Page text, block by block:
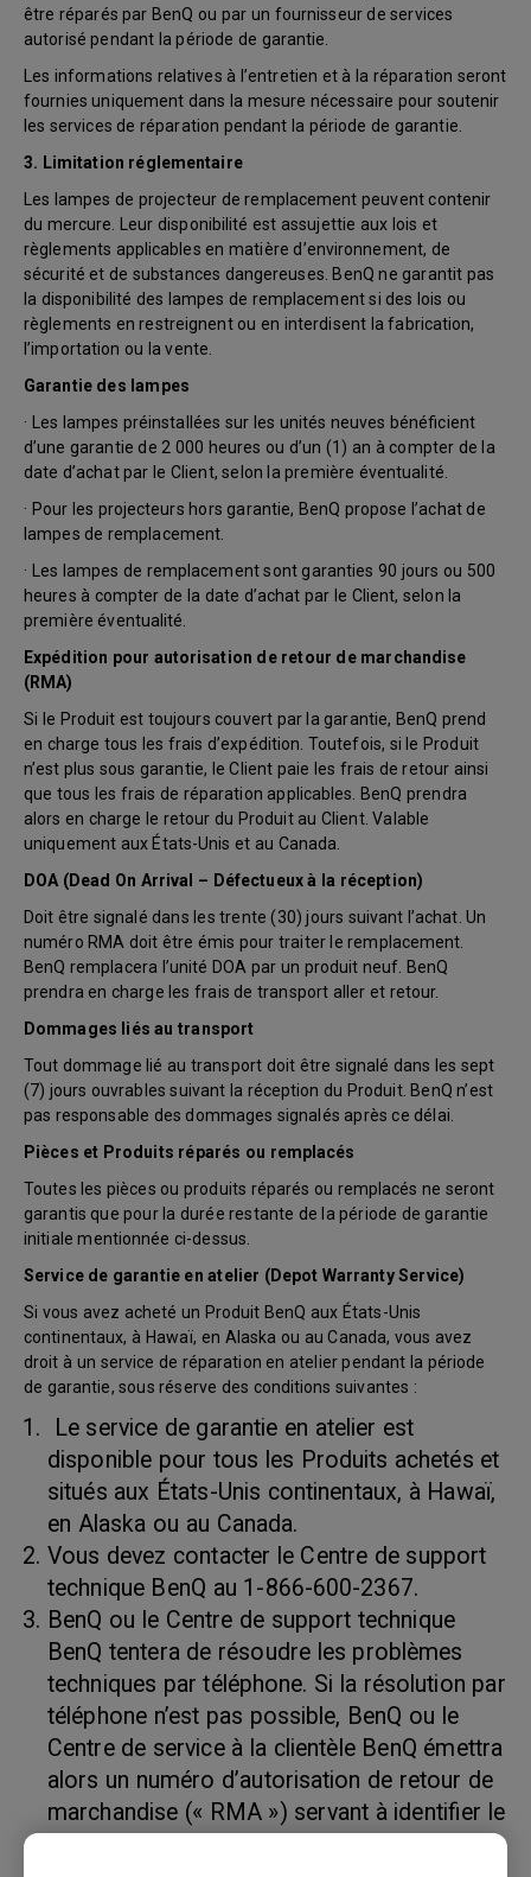
être réparés par BenQ ou par un fournisseur de services
autorisé pendant la période de garantie.
Les informations relatives à l’entretien et à la réparation seront
fournies uniquement dans la mesure nécessaire pour soutenir
les services de réparation pendant la période de garantie.
3. Limitation réglementaire
Les lampes de projecteur de remplacement peuvent contenir
du mercure. Leur disponibilité est assujettie aux lois et
règlements applicables en matière d’environnement, de
sécurité et de substances dangereuses. BenQ ne garantit pas
la disponibilité des lampes de remplacement si des lois ou
règlements en restreignent ou en interdisent la fabrication,
l’importation ou la vente.
Garantie des lampes
· Les lampes préinstallées sur les unités neuves bénéficient
d’une garantie de 2 000 heures ou d’un (1) an à compter de la
date d’achat par le Client, selon la première éventualité.
· Pour les projecteurs hors garantie, BenQ propose l’achat de
lampes de remplacement.
· Les lampes de remplacement sont garanties 90 jours ou 500
heures à compter de la date d’achat par le Client, selon la
première éventualité.
Expédition pour autorisation de retour de marchandise
(RMA)
Si le Produit est toujours couvert par la garantie, BenQ prend
en charge tous les frais d’expédition. Toutefois, si le Produit
n’est plus sous garantie, le Client paie les frais de retour ainsi
que tous les frais de réparation applicables. BenQ prendra
alors en charge le retour du Produit au Client. Valable
uniquement aux États-Unis et au Canada.
DOA (Dead On Arrival – Défectueux à la réception)
Doit être signalé dans les trente (30) jours suivant l’achat. Un
numéro RMA doit être émis pour traiter le remplacement.
BenQ remplacera l’unité DOA par un produit neuf. BenQ
prendra en charge les frais de transport aller et retour.
Dommages liés au transport
Tout dommage lié au transport doit être signalé dans les sept
(7) jours ouvrables suivant la réception du Produit. BenQ n’est
pas responsable des dommages signalés après ce délai.
Pièces et Produits réparés ou remplacés
Toutes les pièces ou produits réparés ou remplacés ne seront
garantis que pour la durée restante de la période de garantie
initiale mentionnée ci-dessus.
Service de garantie en atelier (Depot Warranty Service)
Si vous avez acheté un Produit BenQ aux États-Unis
continentaux, à Hawaï, en Alaska ou au Canada, vous avez
droit à un service de réparation en atelier pendant la période
de garantie, sous réserve des conditions suivantes :
Le service de garantie en atelier est
disponible pour tous les Produits achetés et
situés aux États-Unis continentaux, à Hawaï,
en Alaska ou au Canada.
Vous devez contacter le Centre de support
technique BenQ au 1-866-600-2367.
BenQ ou le Centre de support technique
BenQ tentera de résoudre les problèmes
techniques par téléphone. Si la résolution par
téléphone n’est pas possible, BenQ ou le
Centre de service à la clientèle BenQ émettra
alors un numéro d’autorisation de retour de
marchandise (« RMA ») servant à identifier le